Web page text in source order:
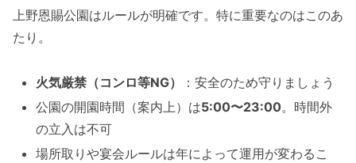
上野恩賜公園はルールが明確です。特に重要なのはこのあ
たり。
火気厳禁（コンロ等NG）
：安全のため守りましょう
公園の開園時間（案内上）は5:00〜23:00。時間外
の立入は不可
場所取りや宴会ルールは年によって運用が変わるこ